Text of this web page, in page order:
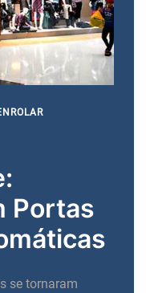
Portas
se tornaram